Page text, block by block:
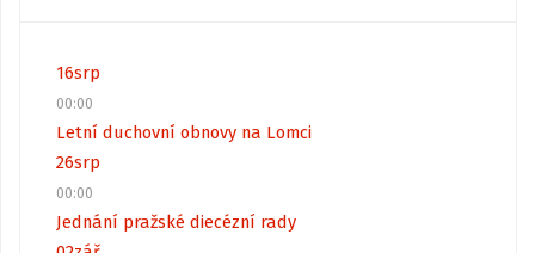
16srp
00:00
Letní duchovní obnovy na Lomci
26srp
00:00
Jednání pražské diecézní rady